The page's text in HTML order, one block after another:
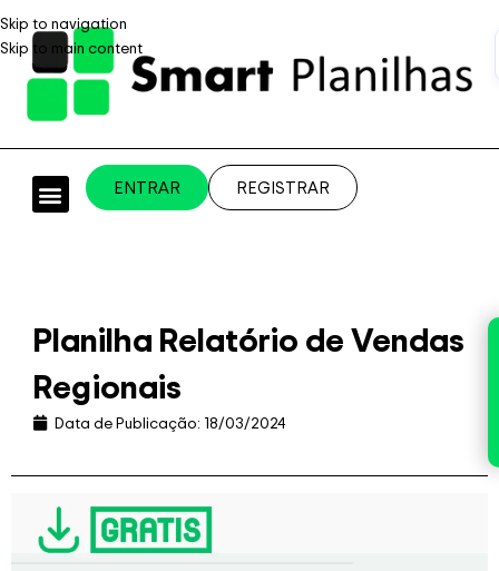
Skip to navigation
Skip to main content
ENTRAR REGISTRAR
Planilha Relatório de Vendas
Regionais
Data de Publicação: 18/03/2024